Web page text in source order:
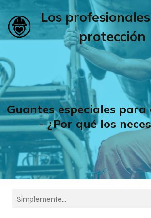
Los
protección
Guantes especiales
- ¿Por qué los